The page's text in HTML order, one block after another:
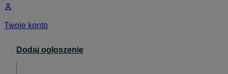
Twoje konto
Dodaj ogłoszenie